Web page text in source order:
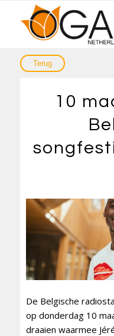
10
De Belgische
op donderdag 10
draaien waarmee